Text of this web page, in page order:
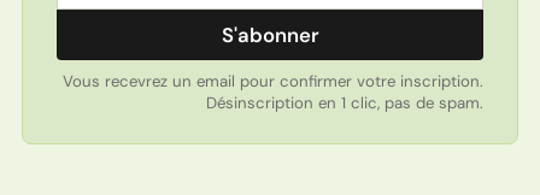
S'abonner
Vous recevrez un email pour confirmer votre inscription.
Désinscription en 1 clic, pas de spam.